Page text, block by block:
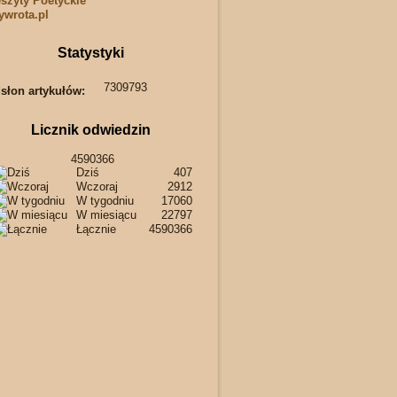
Statystyki
artykułów: 7309793
Licznik odwiedzin
4590366
Dziś
407
Wczoraj
2912
W tygodniu
17060
W miesiącu
22797
Łącznie
4590366